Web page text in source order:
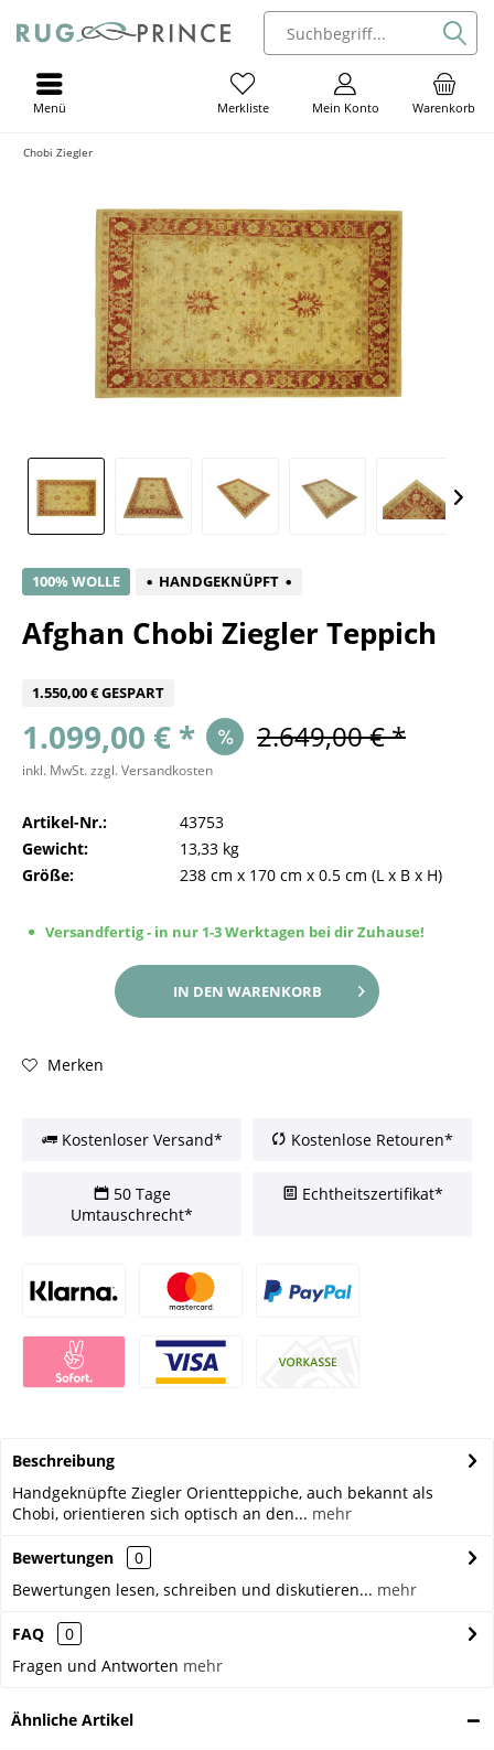
Warenkorb
Mein Konto
Merkliste
Menü
Chobi Ziegler
100% WOLLE HANDGEKNÜPFT
Afghan Chobi Ziegler Teppich
1.550,00 € GESPART
1.099,00 € * 2.649,00 € *
inkl. MwSt.zzgl. Versandkosten
Artikel-Nr.:
43753
Gewicht:
13,33 kg
Größe:
238 cm x 170 cm x 0.5 cm (L x B x H)
Versandfertig - in nur 1-3 Werktagen bei dir Zuhause!
IN DEN WARENKORB
Merken
Kostenloser Versand* Kostenlose Retouren*
50 Tage
Umtauschrecht*
Echtheitszertifikat*
Beschreibung
Handgeknüpfte Ziegler Orientteppiche, auch bekannt als
Chobi, orientieren sich optisch an den... mehr
Bewertungen
0
Bewertungen lesen, schreiben und diskutieren... mehr
FAQ
0
Fragen und Antworten mehr
Ähnliche Artikel